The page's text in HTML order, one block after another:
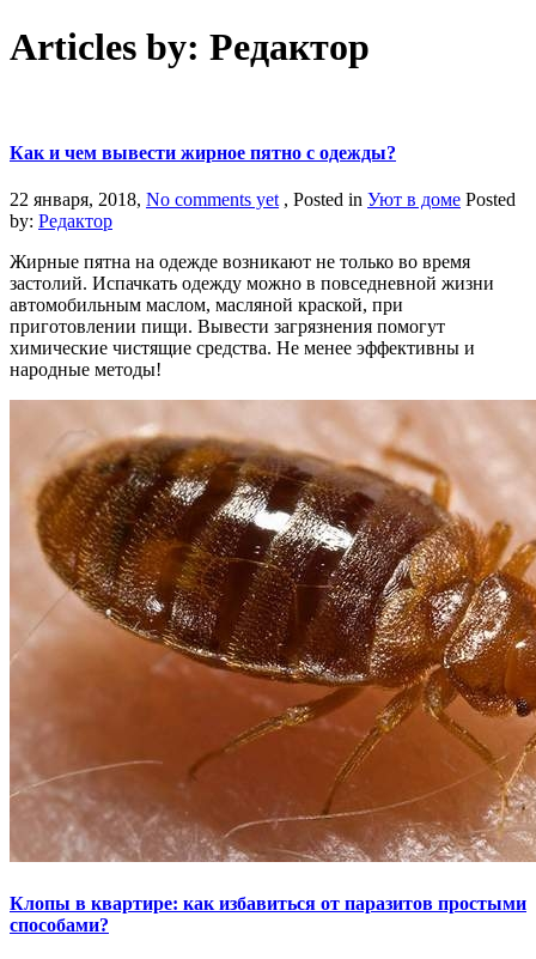
Articles by: Редактор
Как и чем вывести жирное пятно с одежды?
22 января, 2018, No comments yet , Posted in Уют в доме Posted
by: Редактор
Жирные пятна на одежде возникают не только во время
застолий. Испачкать одежду можно в повседневной жизни
автомобильным маслом, масляной краской, при
приготовлении пищи. Вывести загрязнения помогут
химические чистящие средства. Не менее эффективны и
народные методы!
Клопы в квартире: как избавиться от паразитов простыми
способами?